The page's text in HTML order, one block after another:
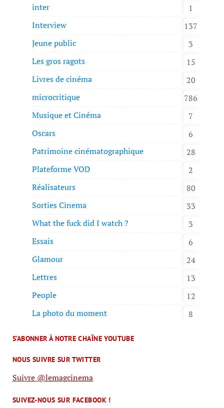
inter
1
Interview
137
Jeune public
3
Les gros ragots
15
Livres de cinéma
20
microcritique
786
Musique et Cinéma
7
Oscars
6
Patrimoine cinématographique
28
Plateforme VOD
2
Réalisateurs
80
Sorties Cinema
33
What the fuck did I watch ?
3
Essais
6
Glamour
24
Lettres
13
People
12
La photo du moment
8
S’ABONNER À NOTRE CHAÎNE YOUTUBE
NOUS SUIVRE SUR TWITTER
Suivre @lemagcinema
SUIVEZ-NOUS SUR FACEBOOK !